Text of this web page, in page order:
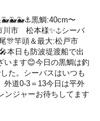
黒鯛:40cm〜
川市 松本様✨⚓️シーバ
🎊竿頭＆最大:松戸市
本日も防波堤渡船で出
います😊今日の黒鯛は釣
た。シーバスはいつも
外道0-3＝13今日は平外
ンジャーお待ちしてます